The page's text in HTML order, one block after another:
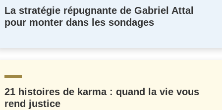
La stratégie répugnante de Gabriel Attal
pour monter dans les sondages
21 histoires de karma : quand la vie vous
rend justice